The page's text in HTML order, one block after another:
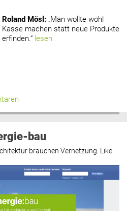
Roland Mösl : „Man wollte wohl
Kasse machen statt neue Produkte
erfinden.“ lesen
bau
brauchen Vernetzung. Like